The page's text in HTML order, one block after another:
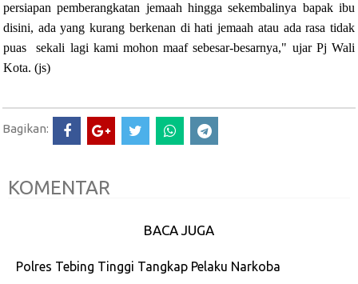
persiapan pemberangkatan jemaah hingga sekembalinya bapak ibu
disini, ada yang kurang berkenan di hati jemaah atau ada rasa tidak
puas sekali lagi kami mohon maaf sebesar-besarnya," ujar Pj Wali
Kota. (js)
Bagikan:
KOMENTAR
BACA JUGA
Polres Tebing Tinggi Tangkap Pelaku Narkoba